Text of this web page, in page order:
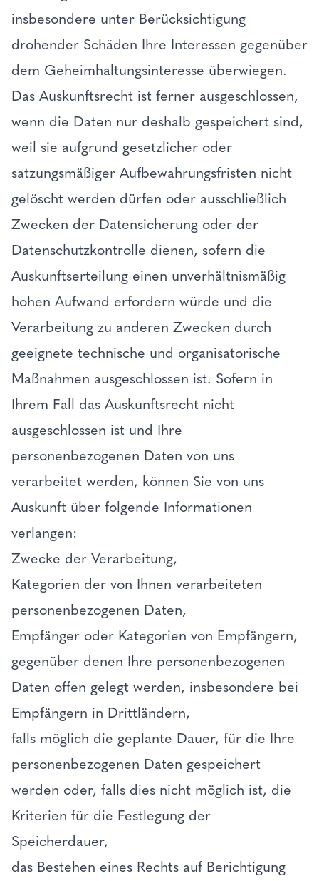
insbesondere unter Berücksichtigung
drohender Schäden Ihre Interessen gegenüber
dem Geheimhaltungsinteresse überwiegen.
Das Auskunftsrecht ist ferner ausgeschlossen,
wenn die Daten nur deshalb gespeichert sind,
weil sie aufgrund gesetzlicher oder
satzungsmäßiger Aufbewahrungsfristen nicht
gelöscht werden dürfen oder ausschließlich
Zwecken der Datensicherung oder der
Datenschutzkontrolle dienen, sofern die
Auskunftserteilung einen unverhältnismäßig
hohen Aufwand erfordern würde und die
Verarbeitung zu anderen Zwecken durch
geeignete technische und organisatorische
Maßnahmen ausgeschlossen ist. Sofern in
Ihrem Fall das Auskunftsrecht nicht
ausgeschlossen ist und Ihre
personenbezogenen Daten von uns
verarbeitet werden, können Sie von uns
Auskunft über folgende Informationen
verlangen:
Zwecke der Verarbeitung,
Kategorien der von Ihnen verarbeiteten
personenbezogenen Daten,
Empfänger oder Kategorien von Empfängern,
gegenüber denen Ihre personenbezogenen
Daten offen gelegt werden, insbesondere bei
Empfängern in Drittländern,
falls möglich die geplante Dauer, für die Ihre
personenbezogenen Daten gespeichert
werden oder, falls dies nicht möglich ist, die
Kriterien für die Festlegung der
Speicherdauer,
das Bestehen eines Rechts auf Berichtigung